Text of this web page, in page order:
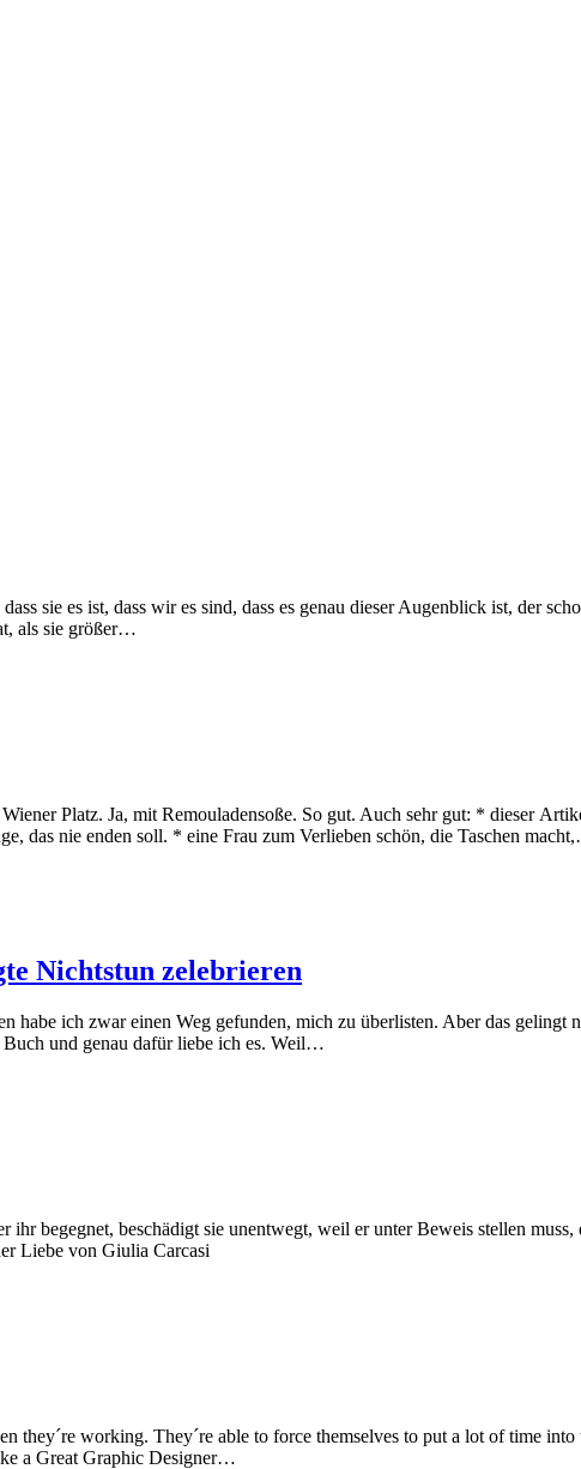
sie es ist, dass wir es sind, dass es genau dieser Augenblick ist, der
als sie größer…
Platz. Ja, mit Remouladensoße. So gut. Auch sehr gut: * dieser
das nie enden soll. * eine Frau zum Verlieben schön, die Taschen
Nichtstun zelebrieren
habe ich zwar einen Weg gefunden, mich zu überlisten. Aber das
Buch und genau dafür liebe ich es. Weil…
ihr begegnet, beschädigt sie unentwegt, weil er unter Beweis stellen
Liebe von Giulia Carcasi
they´re working. They´re able to force themselves to put a lot of time
a Great Graphic Designer…